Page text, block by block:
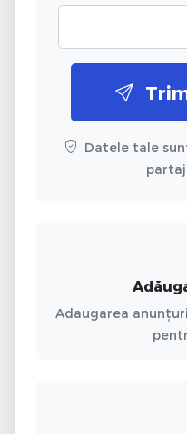
Datele tale
Adaugarea